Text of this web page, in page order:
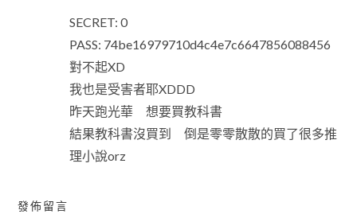
SECRET: 0
PASS: 74be16979710d4c4e7c6647856088456
對不起XD
我也是受害者耶XDDD
昨天跑光華 想要買教科書
結果教科書沒買到 倒是零零散散的買了很多推
理小說orz
發佈留言